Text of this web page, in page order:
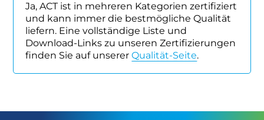
Ja, ACT ist in mehreren Kategorien zertifiziert
und kann immer die bestmögliche Qualität
liefern. Eine vollständige Liste und
Download-Links zu unseren Zertifizierungen
finden Sie auf unsererQualität-Seite.